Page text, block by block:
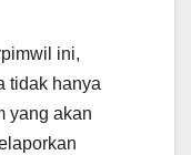
ini,
tidak hanya
yang akan